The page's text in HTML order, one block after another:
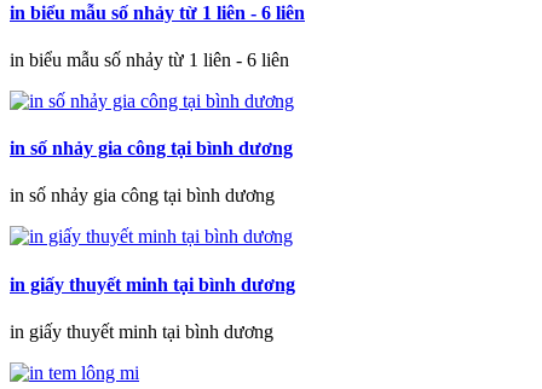
in biểu mẫu số nhảy từ 1 liên - 6 liên
in biểu mẫu số nhảy từ 1 liên - 6 liên
in số nhảy gia công tại bình dương
in số nhảy gia công tại bình dương
in giấy thuyết minh tại bình dương
in giấy thuyết minh tại bình dương